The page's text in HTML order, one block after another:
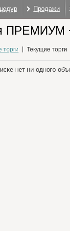
Продажи
ПРЕМИУМ
торги Текущие торги
нет ни одного